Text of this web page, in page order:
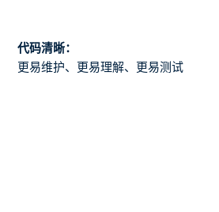
代码清晰：
更易维护、更易理解、更易测试